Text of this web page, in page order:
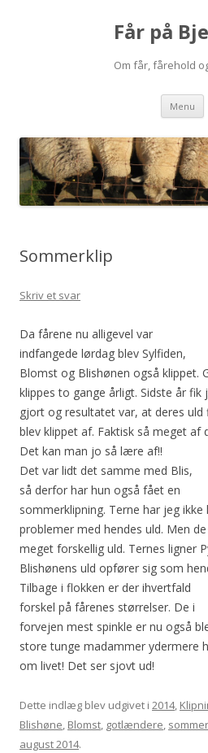
Får på
Om får, fårehold
Menu
Sommerklip
Skriv et svar
Da fårene nu alligevel var
indfangede lørdag blev Sylfiden,
Blomst og Blishønen også klippet.
klippes to gange årligt. Sidste år fik
gjort og resultatet var, at deres uld
blev klippet af. Faktisk så meget af
Det kan man jo så lære af!!
Det var lidt det samme med Blis,
så derfor har hun også fået en
sommerklipning. Terne har jeg
problemer med hendes uld. Men
meget forskellig uld. Ternes ligner
Blishønens uld opfører sig som
Tilbage i flokken er der ihvertfald
forskel på fårenes størrelser. De i
forvejen mest spinkle er nu også
store tunge madammer ydermere
om livet! Det ser sjovt ud!
Dette indlæg blev udgivet i 2014,
Blishøne, Blomst, gotlændere,
august 2014.